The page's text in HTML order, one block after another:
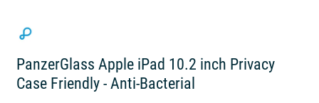
PanzerGlass Apple iPad 10.2 inch Privacy
Case Friendly - Anti-Bacterial